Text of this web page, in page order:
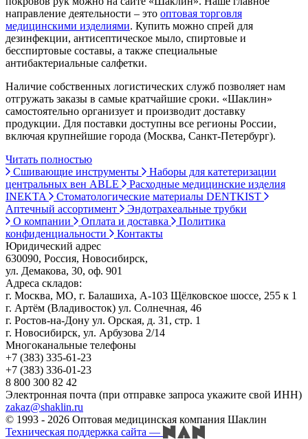
направление деятельности – это оптовая торговля
медицинскими изделиями. Купить можно спрей для
дезинфекции, антисептическое мыло, спиртовые и
бесспиртовые составы, а также специальные
антибактериальные салфетки.
Наличие собственных логистических служб позволяет нам
отгружать заказы в самые кратчайшие сроки. «Шаклин»
самостоятельно организует и производит доставку
продукции. Для поставки доступны все регионы России,
включая крупнейшие города (Москва, Санкт-Петербург).
Читать полностью
Сшивающие инструменты
Наборы для катетеризации
центральных вен ABLE
Расходные медицинские изделия
INEKTA
Стоматологические материалы DENTKIST
Аптечный ассортимент
Эндотрахеальные трубки
О компании
Оплата и доставка
Политика
конфиденциальности
Контакты
Юридический адрес
630090, Россия, Новосибирск,
ул. Демакова, 30, оф. 901
Адреса складов:
г. Москва, МО, г. Балашиха, А-103 Щёлковское шоссе, 255 к 1
г. Артём (Владивосток) ул. Солнечная, 46
г. Ростов-на-Дону ул. Орская, д. 31, стр. 1
г. Новосибирск, ул. Арбузова 2/14
Многоканальные телефоны
+7 (383) 335-61-23
+7 (383) 336-01-23
8 800 300 82 42
Электронная почта (при отправке запроса укажите свой ИНН)
zakaz@shaklin.ru
© 1993 - 2026 Оптовая медицинская компания Шаклин
Техническая поддержка сайта —